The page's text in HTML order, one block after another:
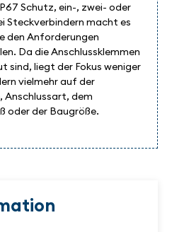
Schutz, ein-, zwei- oder
Steckverbindern macht es
den Anforderungen
Da die Anschlussklemmen
sind, liegt der Fokus weniger
vielmehr auf der
dem
oder der Baugröße.